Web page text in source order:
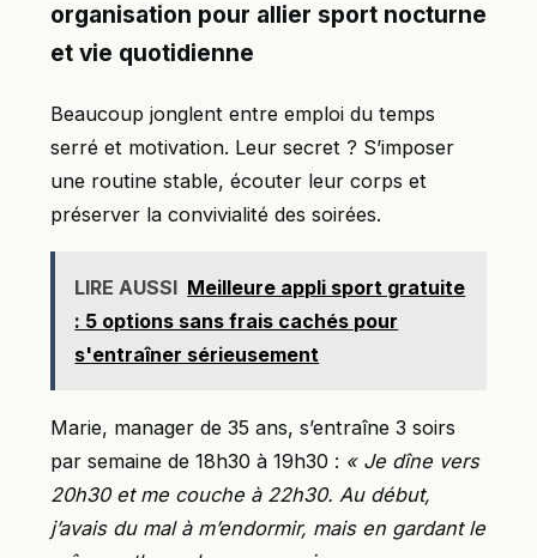
organisation pour allier sport nocturne
et vie quotidienne
Beaucoup jonglent entre emploi du temps
serré et motivation. Leur secret ? S’imposer
une routine stable, écouter leur corps et
préserver la convivialité des soirées.
LIRE AUSSI Meilleure appli sport gratuite
: 5 options sans frais cachés pour
s'entraîner sérieusement
Marie, manager de 35 ans, s’entraîne 3 soirs
par semaine de 18h30 à 19h30 : « Je dîne vers
20h30 et me couche à 22h30. Au début,
j’avais du mal à m’endormir, mais en gardant le